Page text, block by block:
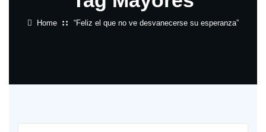
Home “Feliz el que no ve desvanecerse su esperanza”